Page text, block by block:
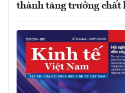
thành tăng trưởng chất